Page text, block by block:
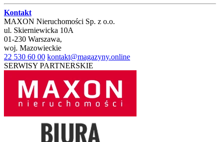
Kontakt
MAXON Nieruchomości Sp. z o.o.
ul. Skierniewicka 10A
01-230 Warszawa,
woj. Mazowieckie
22 530 60 00 kontakt@magazyny.online
SERWISY PARTNERSKIE